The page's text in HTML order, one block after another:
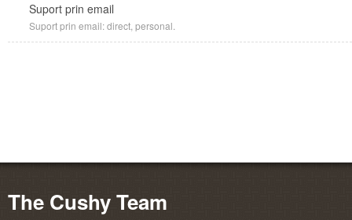
Suport prin email
Suport prin email: direct, personal.
The Cushy Team